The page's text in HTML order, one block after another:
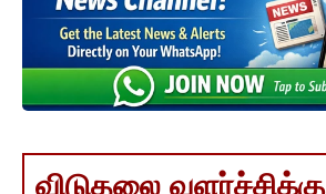
விடுதலை வளர்ச்சிக்கு